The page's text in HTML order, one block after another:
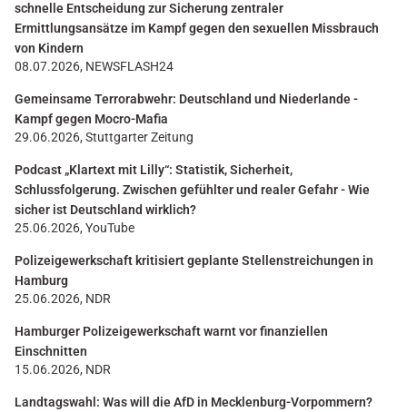
schnelle Entscheidung zur Sicherung zentraler
Ermittlungsansätze im Kampf gegen den sexuellen Missbrauch
von Kindern
08.07.2026, NEWSFLASH24
Gemeinsame Terrorabwehr: Deutschland und Niederlande -
Kampf gegen Mocro-Mafia
29.06.2026, Stuttgarter Zeitung
Podcast „Klartext mit Lilly“: Statistik, Sicherheit,
Schlussfolgerung. Zwischen gefühlter und realer Gefahr - Wie
sicher ist Deutschland wirklich?
25.06.2026, YouTube
Polizeigewerkschaft kritisiert geplante Stellenstreichungen in
Hamburg
25.06.2026, NDR
Hamburger Polizeigewerkschaft warnt vor finanziellen
Einschnitten
15.06.2026, NDR
Landtagswahl: Was will die AfD in Mecklenburg-Vorpommern?